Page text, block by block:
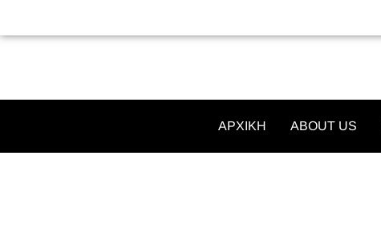
ΑΡΧΙΚΗ ABOUT US